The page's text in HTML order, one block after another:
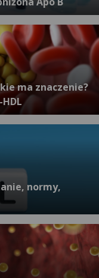
ma znaczenie?
normy,